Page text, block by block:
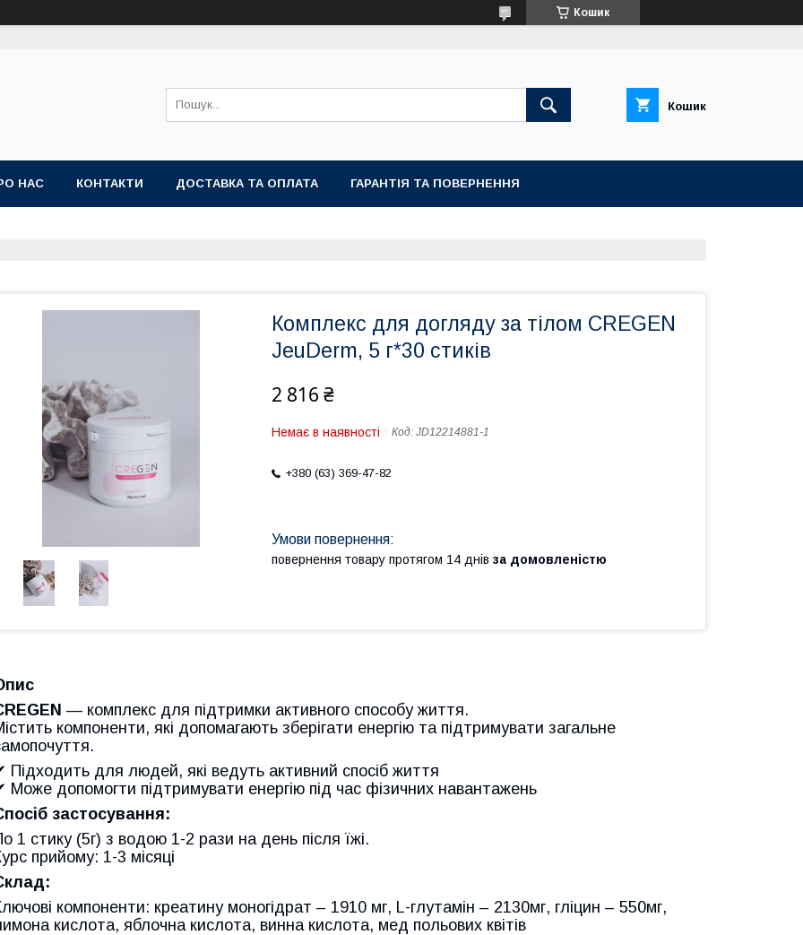
Кошик
Кошик
НАС КОНТАКТИ ДОСТАВКА ТА ОПЛАТА ГАРАНТІЯ ТА ПОВЕРНЕННЯ
Комплекс для догляду за тілом CREGEN
JeuDerm, 5 г*30 стиків
2 816 ₴
Немає в наявності Код: JD12214881-1
+380 (63) 369-47-82
повернення товару протягом 14 днів за домовленістю
— комплекс для підтримки активного способу життя.
компоненти, які допомагають зберігати енергію та підтримувати загальне
Підходить для людей, які ведуть активний спосіб життя
Може допомогти підтримувати енергію під час фізичних навантажень
застосування:
1 стику (5г) з водою 1-2 рази на день після їжі.
прийому: 1-3 місяці
компоненти: креатину моногідрат – 1910 мг, L-глутамін – 2130мг, гліцин – 550мг,
кислота, яблочна кислота, винна кислота, мед польових квітів